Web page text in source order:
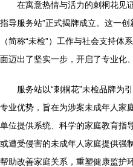
在寓意热情与活力的刺桐花见
指导服务站”正式揭牌成立。这一
（简称“未检”）工作与社会支持
面迈出了坚实一步，开启了专业化
服务站以“刺桐花”未检品牌为
专业优势，旨在为涉案未成年人家
单位提供系统、科学的家庭教育指
或遭受侵害的未成年人家庭提供强
帮助改善家庭关系，重塑健康监护